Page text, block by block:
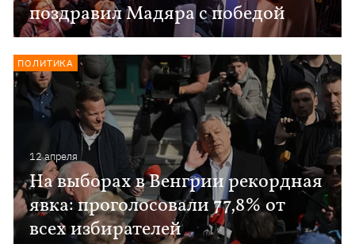
поздравил Мадяра с победой
12 апреля
На выборах в Венгрии рекордная
явка: проголосовали 77,8% от
всех избирателей
ПОЛИТИКА